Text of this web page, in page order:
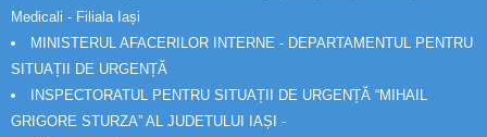
Medicali - Filiala Iași
MINISTERUL AFACERILOR INTERNE - DEPARTAMENTUL PENTRU
SITUAȚII DE URGENȚĂ
INSPECTORATUL PENTRU SITUAȚII DE URGENȚĂ “MIHAIL
GRIGORE STURZA” AL JUDETULUI IAȘI -